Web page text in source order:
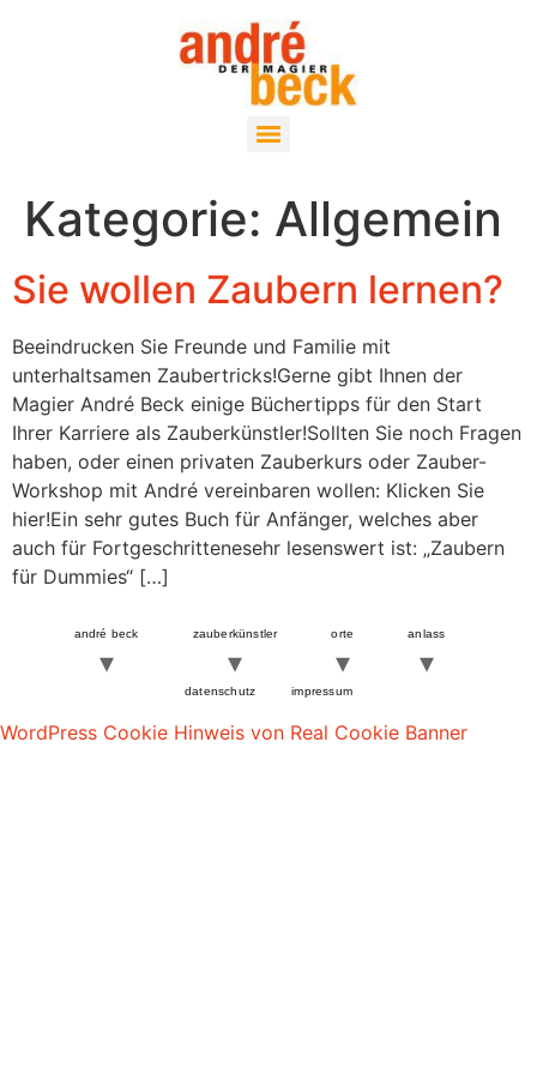
Kategorie: Allgemein
Sie wollen Zaubern lernen?
Beeindrucken Sie Freunde und Familie mit
unterhaltsamen Zaubertricks!Gerne gibt Ihnen der
Magier André Beck einige Büchertipps für den Start
Ihrer Karriere als Zauberkünstler!Sollten Sie noch Fragen
haben, oder einen privaten Zauberkurs oder Zauber-
Workshop mit André vereinbaren wollen: Klicken Sie
hier!Ein sehr gutes Buch für Anfänger, welches aber
auch für Fortgeschrittenesehr lesenswert ist: „Zaubern
für Dummies“ […]
andré beck zauberkünstler orte anlass
datenschutz impressum
WordPress Cookie Hinweis von Real Cookie Banner